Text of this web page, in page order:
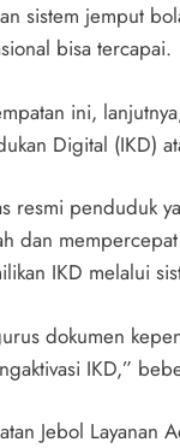
sistem jemput
bisa tercapai.
ini,
Digital (IKD)
resmi penduduk
dan
IKD melalui
dokumen
IKD,”
Jebol Layanan